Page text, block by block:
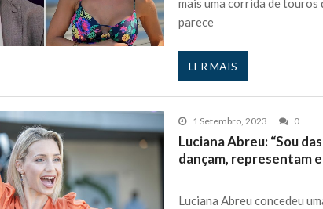
mais uma corrida de touros
parece
LER MAIS
1 Setembro, 2023 0
Luciana Abreu: “Sou
dançam, representam
Luciana Abreu concedeu